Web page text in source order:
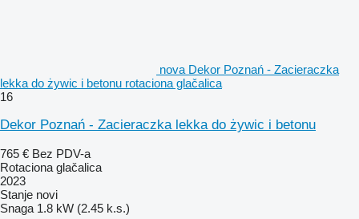
nova Dekor Poznań - Zacieraczka
lekka do żywic i betonu rotaciona glačalica
16
Dekor Poznań - Zacieraczka lekka do żywic i betonu
765 € Bez PDV-a
Rotaciona glačalica
2023
Stanje novi
Snaga 1.8 kW (2.45 k.s.)